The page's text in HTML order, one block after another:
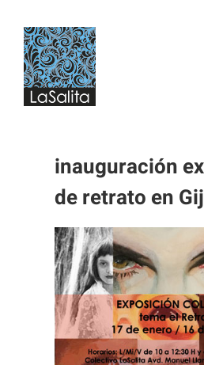
contenido
inauguración
de retrato en
Ver
imagen
más
grande